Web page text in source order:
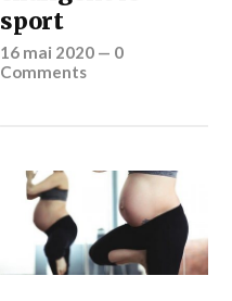
sport
16 mai 2020 — 0
Comments